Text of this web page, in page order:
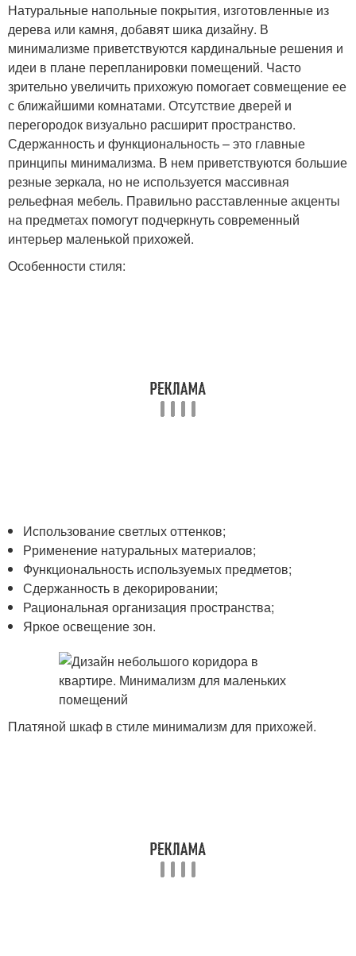
Натуральные напольные покрытия, изготовленные из
дерева или камня, добавят шика дизайну. В
минимализме приветствуются кардинальные решения и
идеи в плане перепланировки помещений. Часто
зрительно увеличить прихожую помогает совмещение ее
с ближайшими комнатами. Отсутствие дверей и
перегородок визуально расширит пространство.
Сдержанность и функциональность – это главные
принципы минимализма. В нем приветствуются большие
резные зеркала, но не используется массивная
рельефная мебель. Правильно расставленные акценты
на предметах помогут подчеркнуть современный
интерьер маленькой прихожей.
Особенности стиля:
Использование светлых оттенков;
Ррименение натуральных материалов;
Функциональность используемых предметов;
Сдержанность в декорировании;
Рациональная организация пространства;
Яркое освещение зон.
Платяной шкаф в стиле минимализм для прихожей.